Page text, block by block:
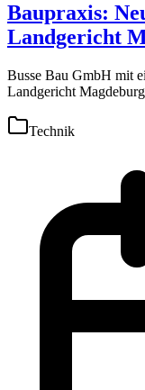
Baupraxis:
Landgericht
Busse Bau GmbH mit
Landgericht Magdeburg
Technik